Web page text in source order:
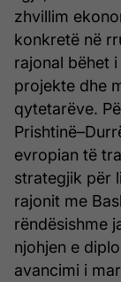
zhvillim
konkretë në
rajonal bëhet
projekte dhe
qytetarëve.
evropian të
strategjik për
rajonit me
rëndësishme
njohjen e
avancimi i